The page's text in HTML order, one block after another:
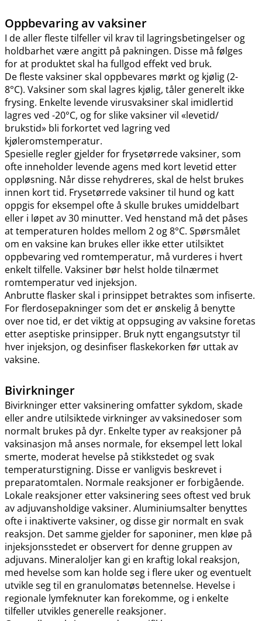
Oppbevaring av vaksiner
I de aller fleste tilfeller vil krav til lagringsbetingelser og
holdbarhet være angitt på pakningen. Disse må følges
for at produktet skal ha fullgod effekt ved bruk.
De fleste vaksiner skal oppbevares mørkt og kjølig (2-
8°C). Vaksiner som skal lagres kjølig, tåler generelt ikke
frysing. Enkelte levende virusvaksiner skal imidlertid
lagres ved -20°C, og for slike vaksiner vil «levetid​/​
brukstid» bli forkortet ved lagring ved
kjøleromstemperatur.
Spesielle regler gjelder for frysetørrede vaksiner, som
ofte inneholder levende agens med kort levetid etter
oppløsning. Når disse rehydreres, skal de helst brukes
innen kort tid. Frysetørrede vaksiner til hund og katt
oppgis for eksempel ofte å skulle brukes umiddelbart
eller i løpet av 30 minutter. Ved henstand må det påses
at temperaturen holdes mellom 2 og 8°C. Spørsmålet
om en vaksine kan brukes eller ikke etter utilsiktet
oppbevaring ved romtemperatur, må vurderes i hvert
enkelt tilfelle. Vaksiner bør helst holde tilnærmet
romtemperatur ved injeksjon.
Anbrutte flasker skal i prinsippet betraktes som infiserte.
For flerdosepakninger som det er ønskelig å benytte
over noe tid, er det viktig at oppsuging av vaksine foretas
etter aseptiske prinsipper. Bruk nytt engangsutstyr til
hver injeksjon, og desinfiser flaskekorken før uttak av
vaksine.
Bivirkninger
Bivirkninger etter vaksinering omfatter sykdom, skade
eller andre utilsiktede virkninger av vaksinedoser som
normalt brukes på dyr. Enkelte typer av reaksjoner på
vaksinasjon må anses normale, for eksempel lett lokal
smerte, moderat hevelse på stikkstedet og svak
temperaturstigning. Disse er vanligvis beskrevet i
preparatomtalen. Normale reaksjoner er forbigående.
Lokale reaksjoner etter vaksinering sees oftest ved bruk
av adjuvansholdige vaksiner. Aluminiumsalter benyttes
ofte i inaktiverte vaksiner, og disse gir normalt en svak
reaksjon. Det samme gjelder for saponiner, men kløe på
injeksjonsstedet er observert for denne gruppen av
adjuvans. Mineraloljer kan gi en kraftig lokal reaksjon,
med hevelse som kan holde seg i flere uker og eventuelt
utvikle seg til en granulomatøs betennelse. Hevelse i
regionale lymfeknuter kan forekomme, og i enkelte
tilfeller utvikles generelle reaksjoner.